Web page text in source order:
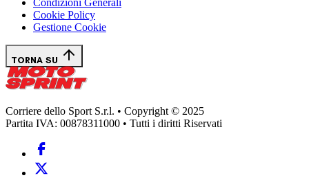
Condizioni Generali
Cookie Policy
Gestione Cookie
TORNA SU
Corriere dello Sport S.r.l. • Copyright © 2025
Partita IVA: 00878311000 • Tutti i diritti Riservati